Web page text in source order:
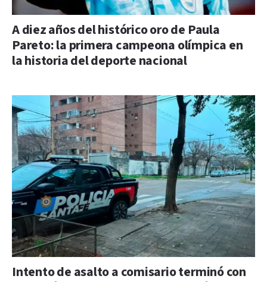
A diez años del histórico oro de Paula
Pareto: la primera campeona olímpica en
la historia del deporte nacional
Intento de asalto a comisario terminó con